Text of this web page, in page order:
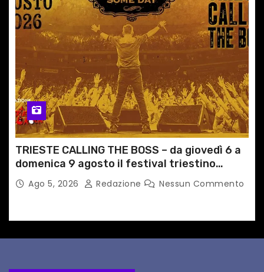
TRIESTE CALLING THE BOSS – da giovedì 6 a
domenica 9 agosto il festival triestino
dedicato a Springsteen
Ago 5, 2026 Redazione Nessun Commento